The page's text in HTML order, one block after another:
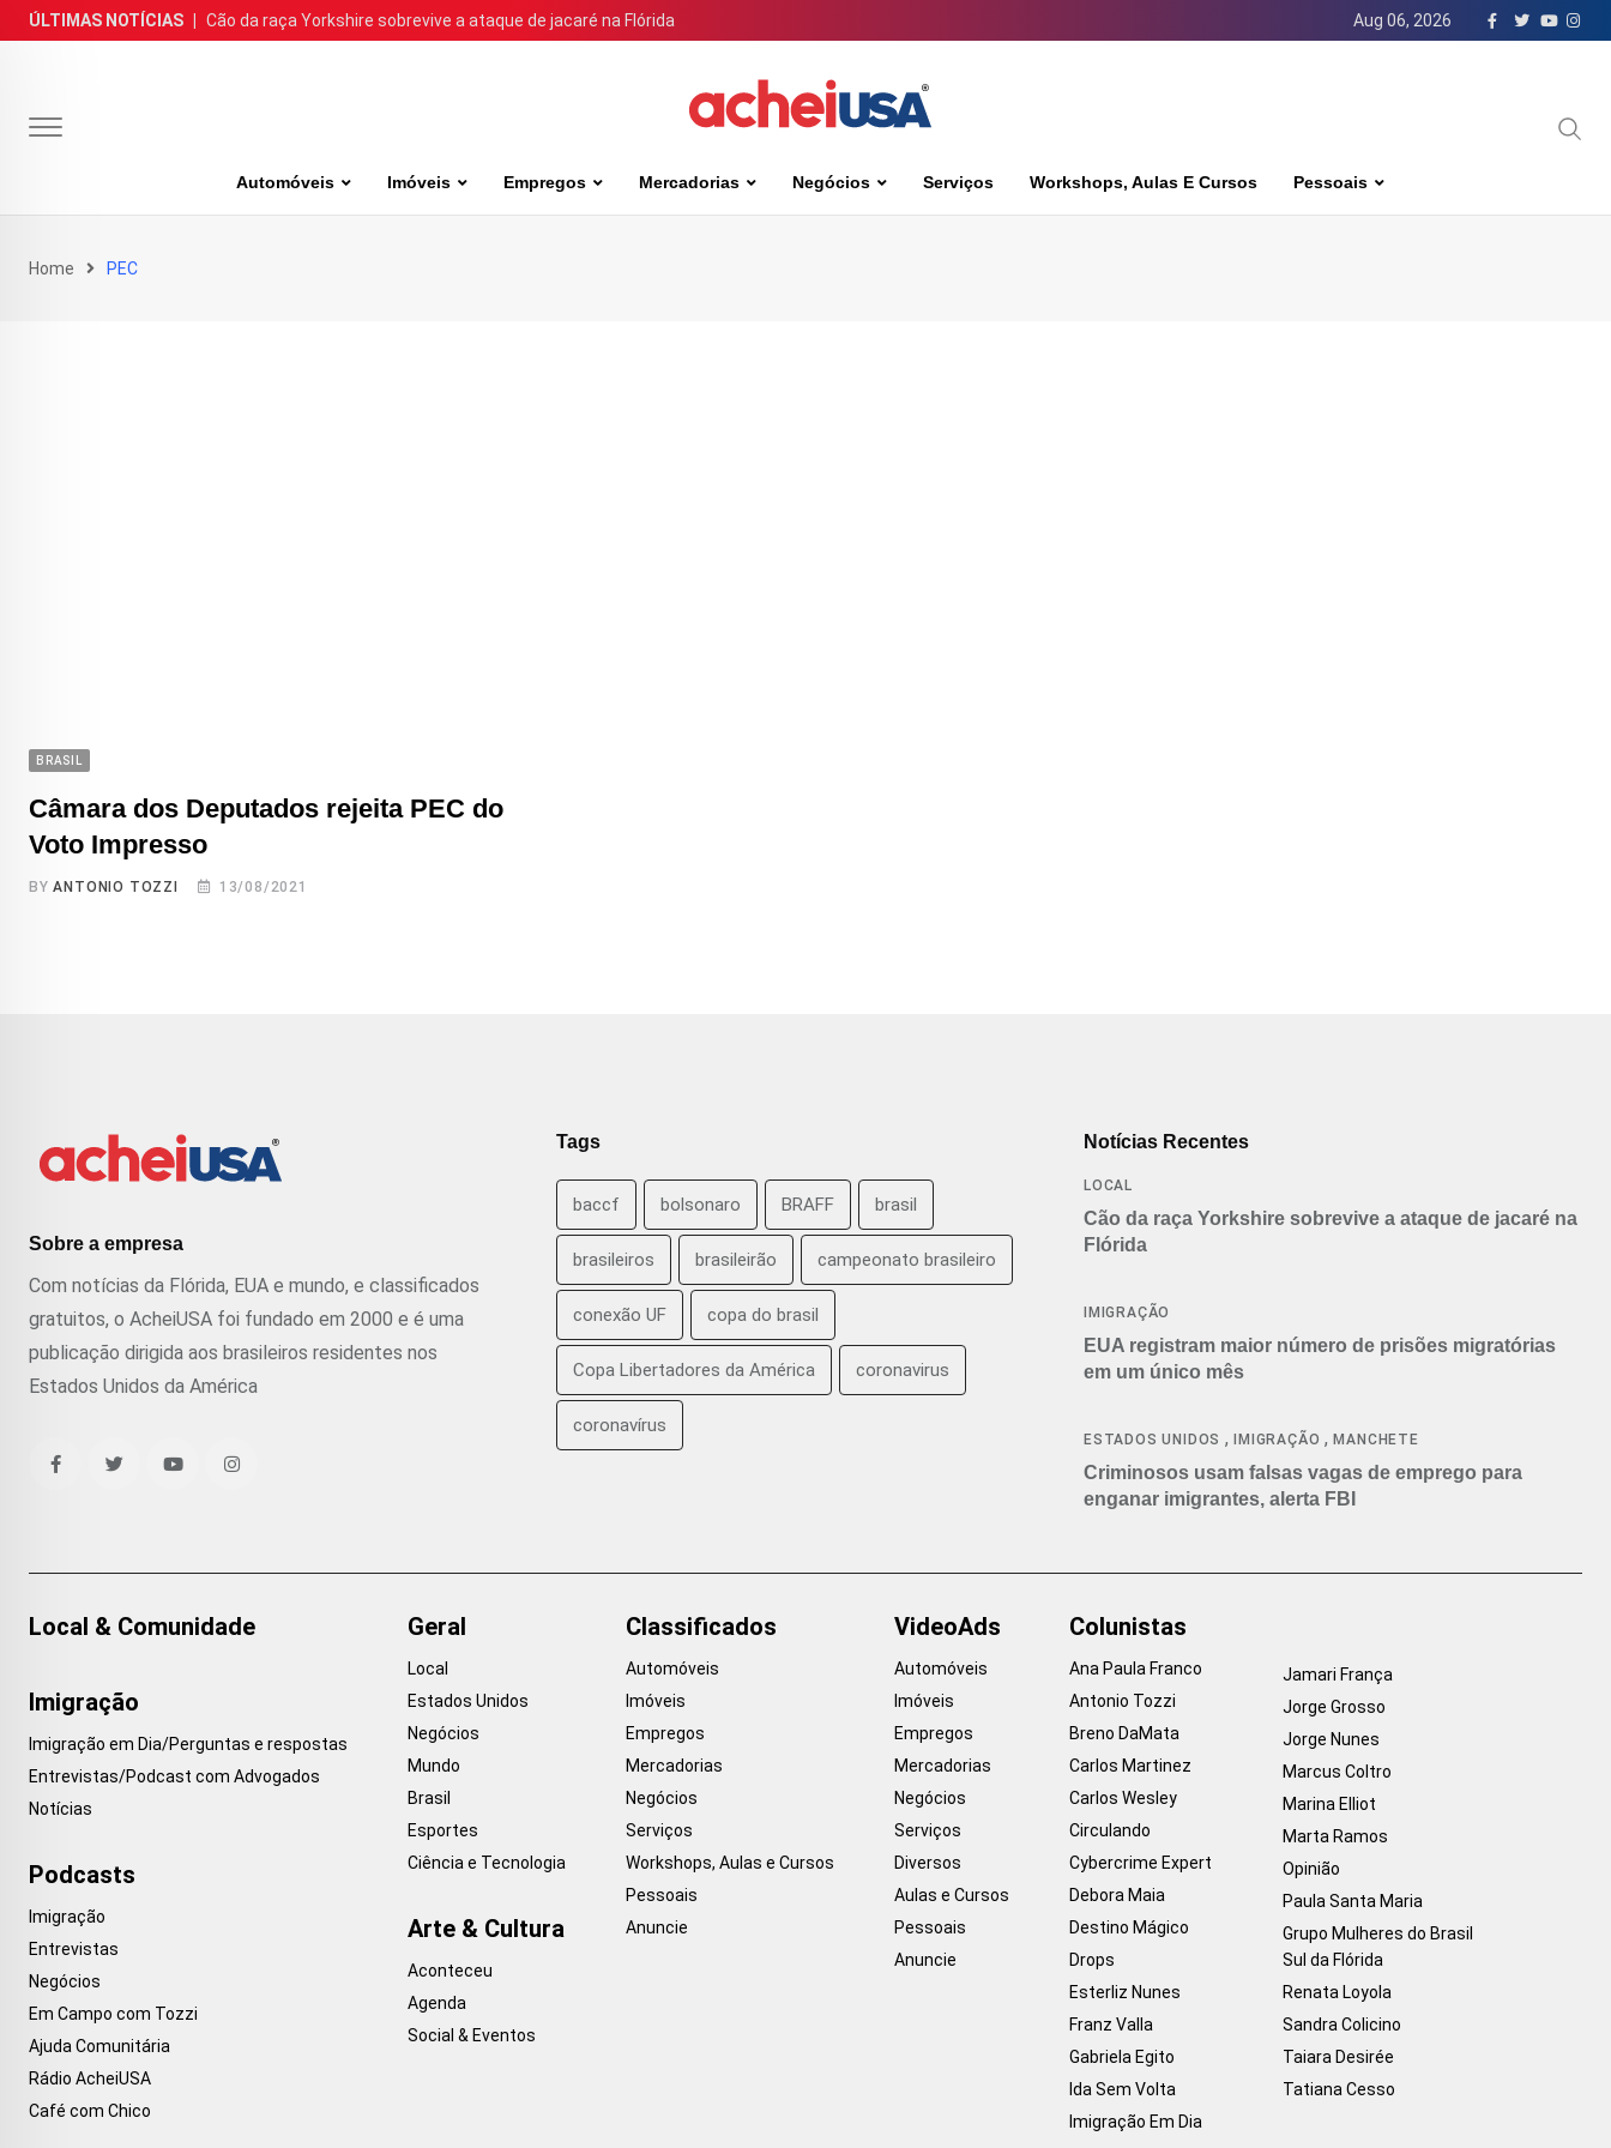
Skip
to
ÚLTIMAS NOTÍCIAS Cão da raça Yorkshire sobrevive a ataque de jacaré na Flórida Aug 06, 2026
Automóveis Imóveis Empregos Mercadorias Negócios Serviços Workshops, Aulas E Cursos Pessoais
Home PEC
BRASIL
Câmara dos Deputados rejeita PEC do
Voto Impresso
BYANTONIO TOZZI 13/08/2021
Sobre a empresa
Com notícias da Flórida, EUA e mundo, e classificados
gratuitos, o AcheiUSA foi fundado em 2000 e é uma
publicação dirigida aos brasileiros residentes nos
Estados Unidos da América
Tags
baccf bolsonaro BRAFF brasil
brasileiros brasileirão campeonato brasileiro
conexão UF copa do brasil
Copa Libertadores da América coronavirus
coronavírus
Notícias Recentes
LOCAL
Cão da raça Yorkshire sobrevive a ataque de jacaré na
Flórida
IMIGRAÇÃO
EUA registram maior número de prisões migratórias
em um único mês
ESTADOS UNIDOS ,IMIGRAÇÃO ,MANCHETE
Criminosos usam falsas vagas de emprego para
enganar imigrantes, alerta FBI
Local & Comunidade
Imigração
Imigração em Dia/Perguntas e respostas
Entrevistas/Podcast com Advogados
Notícias
Podcasts
Imigração
Entrevistas
Negócios
Em Campo com Tozzi
Ajuda Comunitária
Rádio AcheiUSA
Café com Chico
Geral
Local
Estados Unidos
Negócios
Mundo
Brasil
Esportes
Ciência e Tecnologia
Arte & Cultura
Aconteceu
Agenda
Social & Eventos
Classificados
Automóveis
Imóveis
Empregos
Mercadorias
Negócios
Serviços
Workshops, Aulas e Cursos
Pessoais
Anuncie
VideoAds
Automóveis
Imóveis
Empregos
Mercadorias
Negócios
Serviços
Diversos
Aulas e Cursos
Pessoais
Anuncie
Colunistas
Ana Paula Franco
Antonio Tozzi
Breno DaMata
Carlos Martinez
Carlos Wesley
Circulando
Cybercrime Expert
Debora Maia
Destino Mágico
Drops
Esterliz Nunes
Franz Valla
Gabriela Egito
Ida Sem Volta
Imigração Em Dia
Jamari França
Jorge Grosso
Jorge Nunes
Marcus Coltro
Marina Elliot
Marta Ramos
Opinião
Paula Santa Maria
Grupo Mulheres do Brasil
Sul da Flórida
Renata Loyola
Sandra Colicino
Taiara Desirée
Tatiana Cesso